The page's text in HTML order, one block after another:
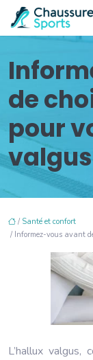
de
pour
valgus
/ Santé et confort
/ Informez-vous avant
L’hallux valgus,